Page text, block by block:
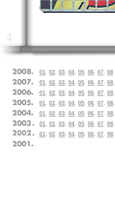
01. 02. 03. 04. 05. 06. 07. 08
01. 02. 03. 04. 05. 06. 07. 08.
01. 02. 03. 04. 05. 06. 07. 08.
01. 02. 03. 04. 05. 06. 07. 08.
01. 02. 03. 04. 05. 06. 07. 08.
01. 02. 03. 04. 05. 06. 07. 08.
01. 02. 03. 04. 05. 06. 07. 08.